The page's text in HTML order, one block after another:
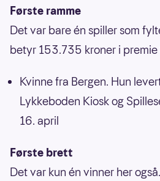
Første ramme
Det var bare én spiller som
betyr 153.735 kroner i premie
Kvinne fra Bergen. Hun
Lykkeboden Kiosk og
16. april
Første brett
Det var kun én vinner her